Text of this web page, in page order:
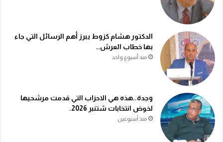
الدكتور هشام كزوط يبرز أهم الرسائل التي جاء
بها خطاب العرش..
منذ أسبوع واحد
وجدة..هذه هي الاحزاب التي قدمت مرشحيها
لخوض انتخابات شتنبر 2026.
منذ أسبوعين